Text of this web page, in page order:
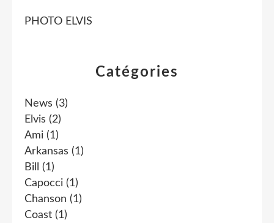
Catégories
News (3)
Elvis (2)
Ami (1)
Arkansas (1)
Bill
(1)
Capocci (1)
Chanson (1)
Coast (1)
PHOTO ELVIS